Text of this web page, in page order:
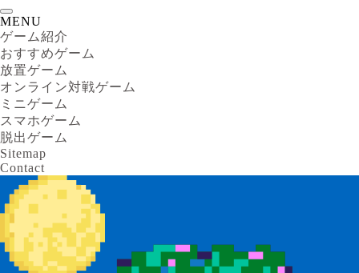
MENU
ゲーム紹介
おすすめゲーム
放置ゲーム
オンライン対戦ゲーム
ミニゲーム
スマホゲーム
脱出ゲーム
Sitemap
Contact